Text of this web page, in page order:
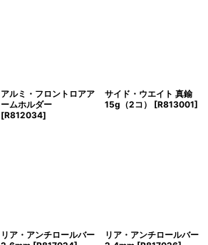
アルミ・フロントロアア
ームホルダー
[R812034]
サイド・ウエイト 真鍮
15g（2コ）
[R813001]
リア・アンチロールバー
リア・アンチロールバー